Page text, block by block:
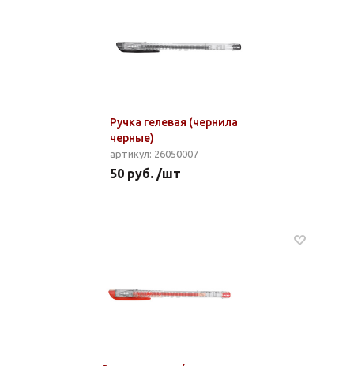
Ручка гелевая (чернила
черные)
артикул: 26050007
50 руб. /шт